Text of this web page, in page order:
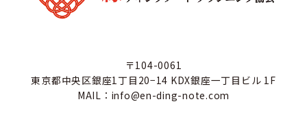
〒104-0061
東京都中央区銀座1丁目20−14 KDX銀座一丁目ビル 1F
MAIL：info@en-ding-note.com